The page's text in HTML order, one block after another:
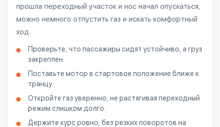
прошла переходный участок и нос начал опускаться,
можно немного отпустить газ и искать комфортный
ход.
Проверьте, что пассажиры сидят устойчиво, а груз
закреплен.
Поставьте мотор в стартовое положение ближе к
транцу.
Откройте газ уверенно, не растягивая переходный
режим слишком долго.
Держите курс ровно, без резких поворотов на